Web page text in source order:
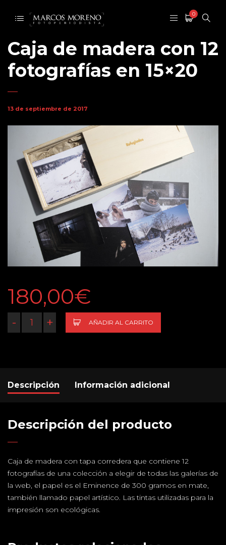
0
Caja de madera con 12
fotografías en 15×20
13 de septiembre de 2017
180,00€
- + AÑADIR AL CARRITO
Descripción Información adicional
Descripción del producto
Caja de madera con tapa corredera que contiene 12
fotografías de una colección a elegir de todas las galerías de
la web, el papel es el Eminence de 300 gramos en mate,
también llamado papel artístico. Las tintas utilizadas para la
impresión son ecológicas.